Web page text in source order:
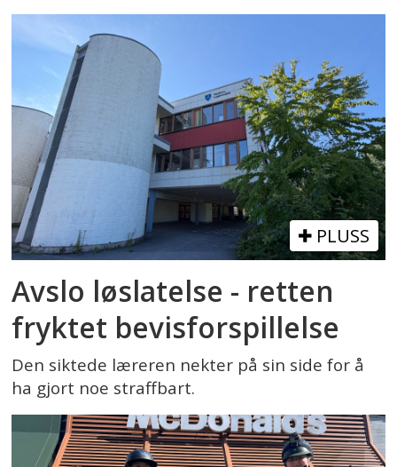
PLUSS
Avslo løslatelse - retten
fryktet bevisforspillelse
Den siktede læreren nekter på sin side for å
ha gjort noe straffbart.